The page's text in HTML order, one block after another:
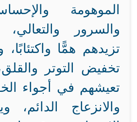
الموهومة
والسرور
تزيدهم همًّا
تخفيض التوتر
تعيشهم في أجواء
والانزعاج الدائم،